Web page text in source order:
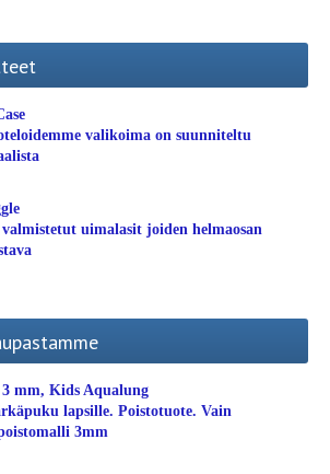
valikoima on suunniteltu
valmistetut uimalasit joiden helmaosan
mm, Kids Aqualung
lapsille. Poistotuote. Vain
3mm